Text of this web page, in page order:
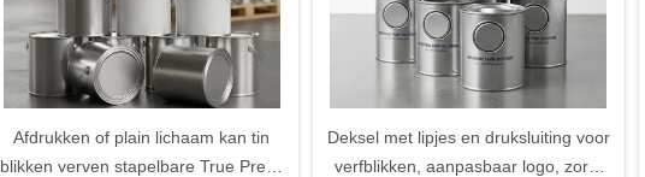
Afdrukken of plain lichaam kan tin
blikken verven stapelbare True Press
Deksel met lipjes en druksluiting voor
verfblikken, aanpasbaar logo, zorgt